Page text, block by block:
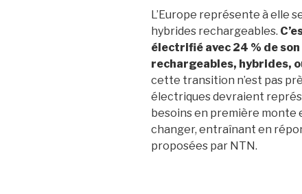
L’Europe représente à elle
hybrides rechargeables.
électrifié avec 24 % d e son
rechargeables, hybrides,
cette transition n’est pas
électriquesdevraient
besoins en première monte
changer, entraînant en
proposées par NTN.